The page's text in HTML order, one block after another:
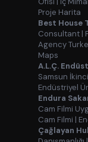
Proje Harita
Best House
Consultant |
Agency
Maps
A.L.Ç.
Samsun
Endüstriyel
Endura
Cam Filmi
Cam Filmi |
Çağlayan